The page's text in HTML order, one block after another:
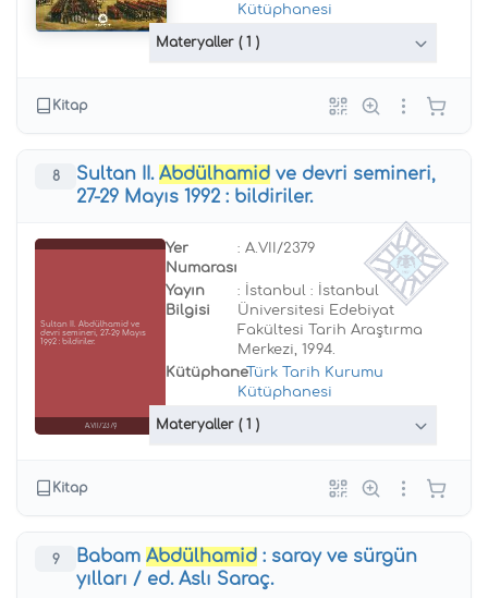
Kütüphanesi
Materyaller ( 1 )
Kitap
8 Sultan II. Abdülhamid ve devri semineri,
27-29 Mayıs 1992 : bildiriler.
Sultan II. Abdülhamid ve
devri semineri, 27-29 Mayıs
1992 : bildiriler.
A.VII/2379
Yer
Numarası
: A.VII/2379
Yayın
Bilgisi
: İstanbul : İstanbul
Üniversitesi Edebiyat
Fakültesi Tarih Araştırma
Merkezi, 1994.
Kütüphane
:Türk Tarih Kurumu
Kütüphanesi
Materyaller ( 1 )
Kitap
9 Babam Abdülhamid : saray ve sürgün
yılları / ed. Aslı Saraç.